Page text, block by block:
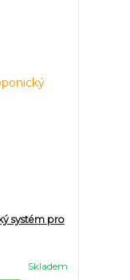
systém pro
Skladem